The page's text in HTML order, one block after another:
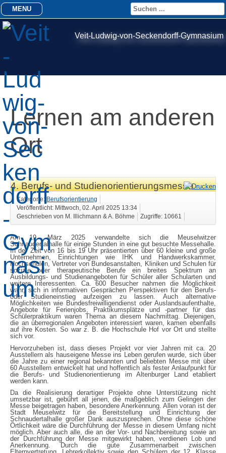
Veit-Ludwig-von-Seckendorff-Gymnasium
MENU
Lernen am anderen
Ort
4. Berufs- und Studienorientierungsmesse
Kategorie: Berufsorientierung
Veröffentlicht: Mittwoch, 02. April 2025 13:34
Geschrieben von M. Illichmann & A. Böhme
Zugriffe: 10661
Am 19. März 2025 verwandelte sich die Meuselwitzer
Schnaudertalhalle für einige Stunden in eine gut besuchte Messehalle.
In der Zeit von 16 bis 19 Uhr präsentierten über 60 kleine und große
Unternehmen, Einrichtungen wie IHK und Handwerkskammer,
Hochschulen, Vertreter von Bundesanstalten, Kliniken und Schulen für
soziale oder therapeutische Berufe ein breites Spektrum an
Ausbildungs- und Studienangeboten für Schüler aller Schularten und
weitere Interessenten. Ca. 600 Besucher nahmen die Möglichkeit
wahr, sich in informativen Gesprächen Perspektiven für den Berufs-
oder Studieneinstieg aufzeigen zu lassen. Auch alternative
Möglichkeiten wie Bundesfreiwilligendienst oder Auslandsaufenthalte,
Angebote für Ferienjobs, Praktikumsplätze und -partner für das
Schülerpraktikum waren Thema an diesem Nachmittag. Diejenigen,
die an überregionalen Angeboten interessiert waren, kamen ebenfalls
auf ihre Kosten. So war z. B. die Hochschule Hof vor Ort und stellte
sich vor.
Hervorzuheben ist, dass dieses Projekt vor vier Jahren mit ca. 20
Ausstellern als hauseigene Messe ins Leben gerufen wurde, sich über
die Jahre zu einer regional bekannten und beliebten Messe mit über
60 Ausstellern entwickelt hat und hoffentlich als fester Anlaufpunkt für
die Berufs- und Studienorientierung im Altenburger Land etabliert
werden kann.
Da die Realisierung derartiger Projekte ohne Unterstützung nicht
umsetzbar ist, gebührt all jenen, die maßgeblich zum Gelingen der
Messe beigetragen haben, besondere Anerkennung. Allen voran ist der
Stadt Meuselwitz für die Bereitstellung und Einrichtung der
Schnaudertalhalle großer Dank auszusprechen. Ohne diese schöne
Örtlichkeit wäre die Durchführung der Messe in diesem Umfang nicht
möglich. Aber auch alle, die an der Vor- und Nachbereitung sowie an
der Durchführung der Messe mitgewirkt haben, verdienen Lob und
Anerkennung. Durch die gute Zusammenarbeit zwischen